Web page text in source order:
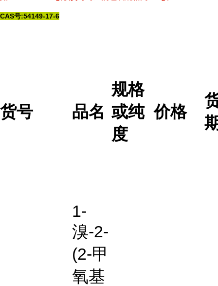
CAS号:54149-17-6
货号 品名
规格
或纯
度
价格
1-
溴-2-
(2-甲
氧基